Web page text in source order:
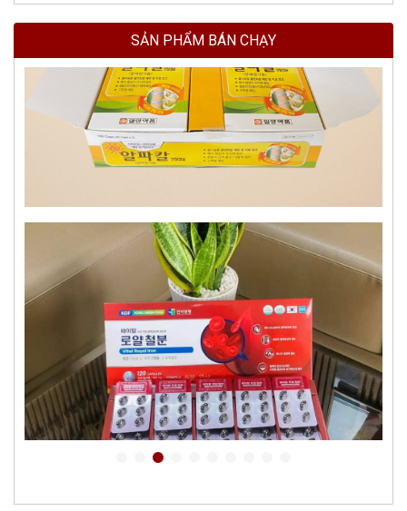
SẢN PHẨM BÁN CHẠY